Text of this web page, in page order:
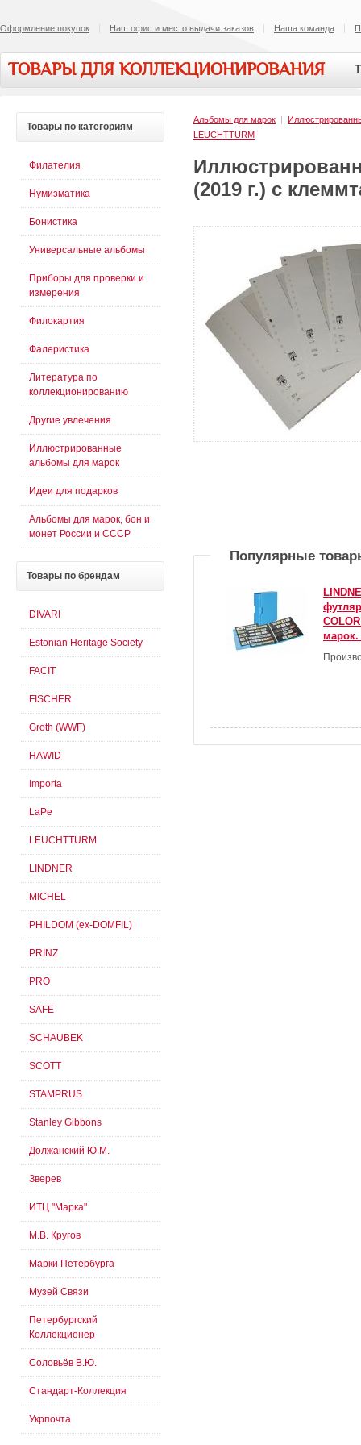
Оформление покупок Наш офис и место выдачи заказов Наша команда
ТОВАРЫ ДЛЯ КОЛЛЕКЦИОНИРОВАНИЯ
Альбомы для марок |
LEUCHTTURM
(2019 г.) с
Популярные
марок.
Товары по категориям
Филателия
Нумизматика
Бонистика
Универсальные альбомы
Приборы для проверки и
измерения
Филокартия
Фалеристика
Литература по
коллекционированию
Другие увлечения
Иллюстрированные
альбомы для марок
Идеи для подарков
Альбомы для марок, бон и
монет России и СССР
Товары по брендам
DIVARI
Estonian Heritage Society
FACIT
FISCHER
Groth (WWF)
HAWID
Importa
LaPe
LEUCHTTURM
LINDNER
MICHEL
PHILDOM (ex-DOMFIL)
PRINZ
PRO
SAFE
SCHAUBEK
SCOTT
STAMPRUS
Stanley Gibbons
Должанский Ю.М.
Зверев
ИТЦ "Марка"
М.В. Кругов
Марки Петербурга
Музей Связи
Петербургский
Коллекционер
Соловьёв В.Ю.
Стандарт-Коллекция
Укрпочта